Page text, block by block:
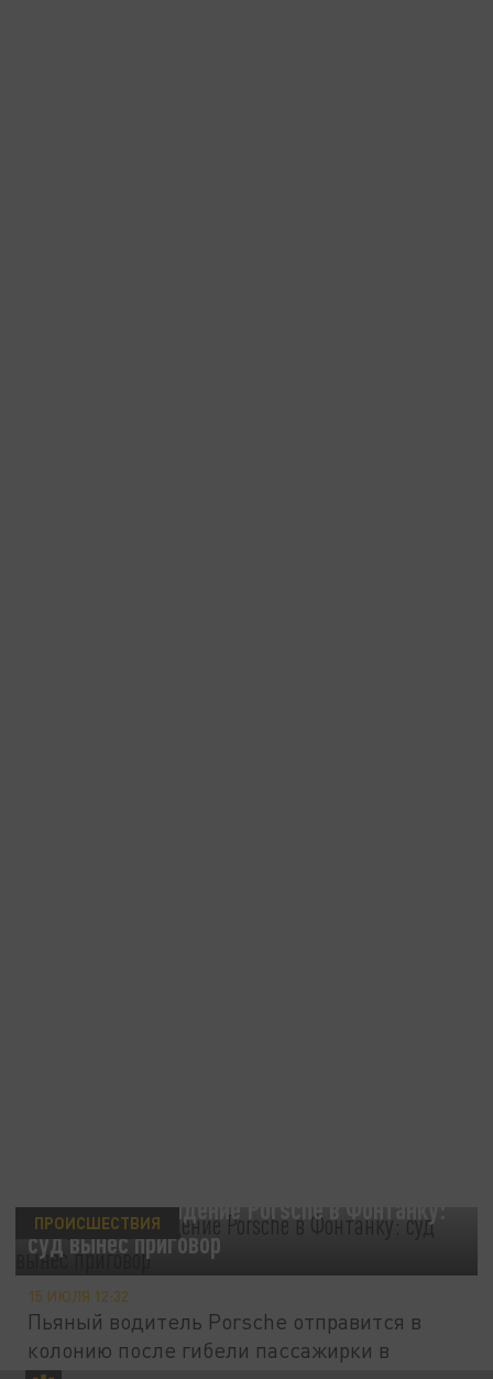
Смертельное падение Porsche в Фонтанку:
суд вынес приговор
ПРОИСШЕСТВИЯ
15 ИЮЛЯ 12:32
Пьяный водитель Porsche отправится в
колонию после гибели пассажирки в